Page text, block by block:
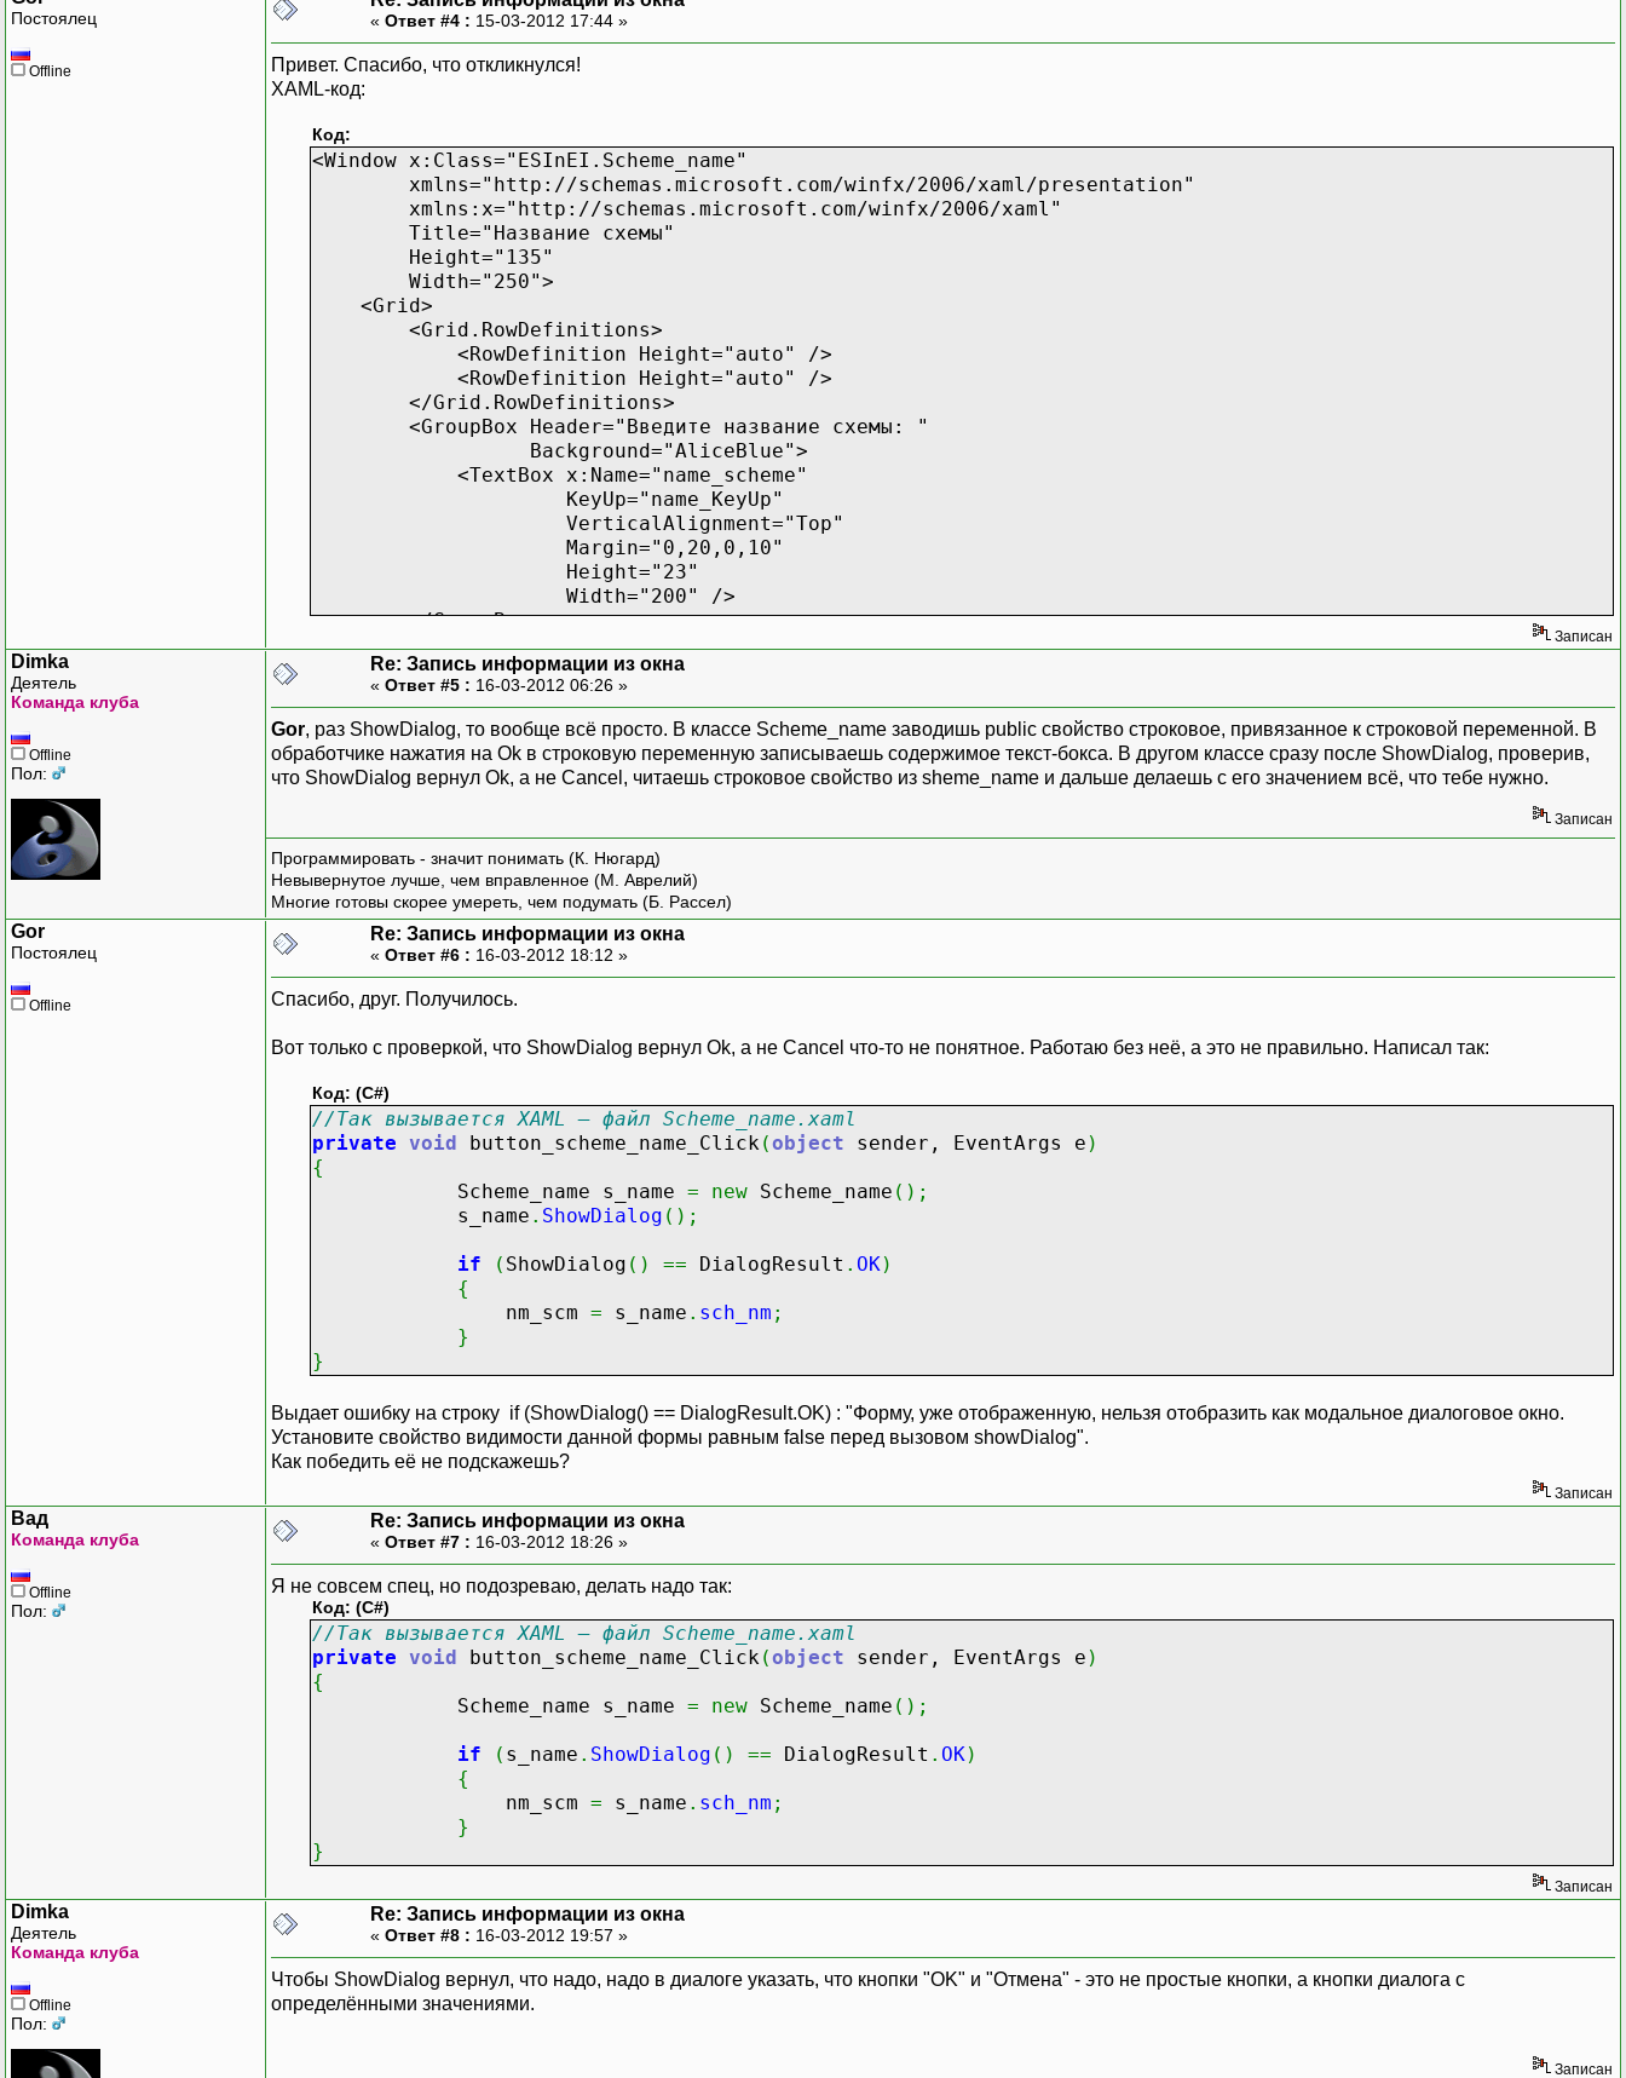
XNamespace tp=
......................................
}
Постоялец
Offline
« Ответ #4 : 15-03-2012 17:44 »
Привет. Спасибо, что откликнулся!
XAML-код:
Код:
<Window x:Class="ESInEI.Scheme_name"
xmlns="http://schemas.microsoft.com/winfx/2006/xaml/presentation"
xmlns:x="http://schemas.microsoft.com/winfx/2006/xaml"
Title="Название схемы"
Height="135"
Width="250">
<Grid>
<Grid.RowDefinitions>
<RowDefinition Height="auto" />
<RowDefinition Height="auto" />
</Grid.RowDefinitions>
<GroupBox Header="Введите название схемы: "
Background="AliceBlue">
<TextBox x:Name="name_scheme"
KeyUp="name_KeyUp"
VerticalAlignment="Top"
Margin="0,20,0,10"
Height="23"
Width="200" />
</GroupBox>
<GroupBox Grid.Row="1"
Background="AliceBlue">
<StackPanel Orientation="Horizontal">
<Button x:Name="button_ok"
Content="Да"
Click="button_ok_Click"
Margin="10,0,0,0"
Height="23"
Width="75">
</Button>
<Button x:Name="button_cancel"
Content="Отмена"
Click="button_cancel_Click"
Margin="50,0,0,0"
VerticalAlignment="Bottom"
Width="75">
</StackPanel>
</GroupBox>
</Grid>
</Window>
Записан
Dimka
Деятель
Команда клуба
Offline
Пол:
Re: Запись информации из окна
« Ответ #5 : 16-03-2012 06:26 »
Gor, раз ShowDialog, то вообще всё просто. В классе Scheme_name заводишь public свойство строковое, привязанное к строковой переменной. В
обработчике нажатия на Ok в строковую переменную записываешь содержимое текст-бокса. В другом классе сразу после ShowDialog, проверив,
что ShowDialog вернул Ok, а не Cancel, читаешь строковое свойство из sheme_name и дальше делаешь с его значением всё, что тебе нужно.
Записан
Программировать - значит понимать (К. Нюгард)
Невывернутое лучше, чем вправленное (М. Аврелий)
Многие готовы скорее умереть, чем подумать (Б. Рассел)
Gor
Постоялец
Offline
Re: Запись информации из окна
« Ответ #6 : 16-03-2012 18:12 »
Спасибо, друг. Получилось.
Вот только с проверкой, что ShowDialog вернул Ok, а не Cancel что-то не понятное. Работаю без неё, а это не правильно. Написал так:
Код: (C#)
//Так вызывается XAML – файл Scheme_name.xaml
private void button_scheme_name_Click (object sender, EventArgs e )
{
Scheme_name s_name = new Scheme_name ( ) ;
s_name . ShowDialog ( ) ;
if ( ShowDialog ( ) == DialogResult . OK)
{
nm_scm = s_name . sch_nm ;
}
}
Выдает ошибку на строку if (ShowDialog() == DialogResult.OK) : "Форму, уже отображенную, нельзя отобразить как модальное диалоговое окно.
Установите свойство видимости данной формы равным false перед вызовом showDialog".
Как победить её не подскажешь?
Записан
Вад
Команда клуба
Offline
Пол:
Re: Запись информации из окна
« Ответ #7 : 16-03-2012 18:26 »
Я не совсем спец, но подозреваю, делать надо так:
Код: (C#)
//Так вызывается XAML – файл Scheme_name.xaml
private void button_scheme_name_Click (object sender, EventArgs e )
{
Scheme_name s_name = new Scheme_name ( ) ;
if ( s_name . ShowDialog ( ) == DialogResult . OK)
{
nm_scm = s_name . sch_nm ;
}
}
Записан
Dimka
Деятель
Команда клуба
Offline
Пол:
Re: Запись информации из окна
« Ответ #8 : 16-03-2012 19:57 »
Чтобы ShowDialog вернул, что надо, надо в диалоге указать, что кнопки "OK" и "Отмена" - это не простые кнопки, а кнопки диалога с
определёнными значениями.
Записан